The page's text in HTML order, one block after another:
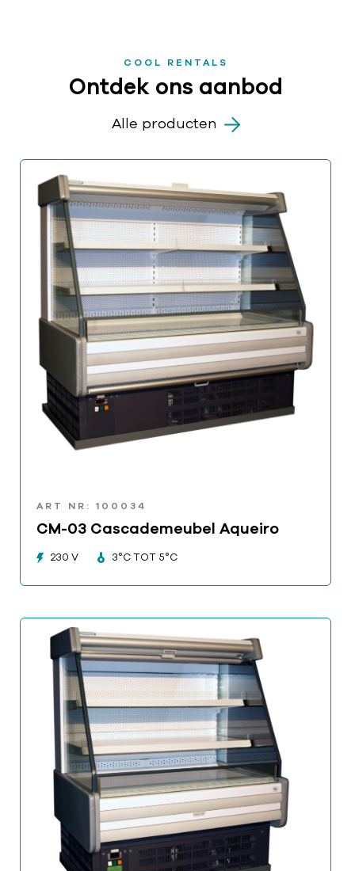
COOL RENTALS
Ontdek ons aanbod
Alle producten
ART NR: 100034
CM-03 Cascademeubel Aqueiro
230 V 3°C TOT 5°C